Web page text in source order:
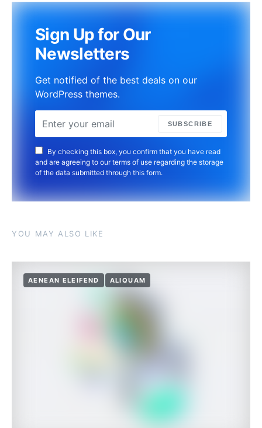
Sign Up for Our
Newsletters
Get notified of the best deals on our
WordPress themes.
SUBSCRIBE
By checking this box, you confirm that you have read
and are agreeing to our terms of use regarding the storage
of the data submitted through this form.
YOU MAY ALSO LIKE
AENEAN ELEIFEND ALIQUAM